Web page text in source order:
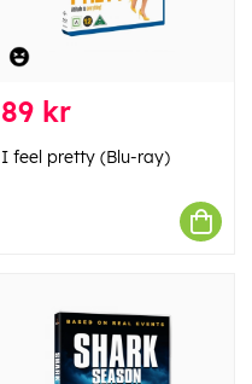
89 kr
I feel pretty (Blu-ray)